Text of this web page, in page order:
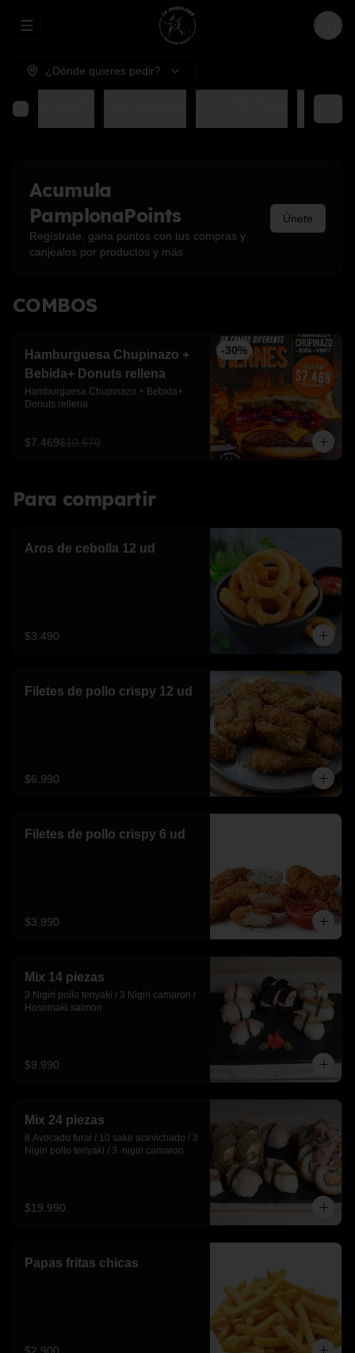
Abrir menu de navegación Login
¿Dónde quieres pedir?
Acumula
PamplonaPoints
Regístrate, gana puntos con tus compras y
canjealos por productos y más
Únete
COMBOS
-30%
Hamburguesa Chupinazo +
Bebida+ Donuts rellena
Hamburguesa Chupinazo + Bebida+
Donuts rellena
$7.469$10.670
Para compartir
Aros de cebolla 12 ud
$3.490
Filetes de pollo crispy 12 ud
$6.990
Filetes de pollo crispy 6 ud
$3.990
Mix 14 piezas
3 Nigiri pollo teriyaki / 3 Nigiri camaron /
Hosomaki salmon
$9.990
Mix 24 piezas
8 Avocado furai / 10 sake acevichado / 3
Nigiri pollo teriyaki / 3  nigiri camaron
$19.990
Papas fritas chicas